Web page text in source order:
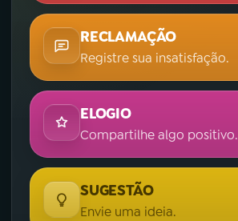
RECLAMAÇÃO
Registre sua insatisfação.
ELOGIO
Compartilhe algo positivo.
SUGESTÃO
Envie uma ideia.